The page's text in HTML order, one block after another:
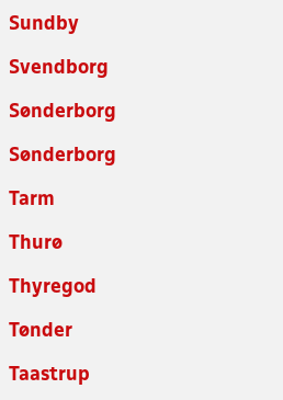
Sundby
Svendborg
Sønderborg
Sønderborg
Tarm
Thurø
Thyregod
Tønder
Taastrup